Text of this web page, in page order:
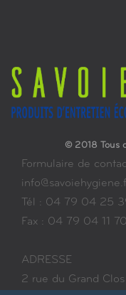
© 2018 Tous
Formulaire de
Tél : 04 79 04 25
Fax : 04 79 04 11 70
ADRESSE
2 rue du Grand Clos